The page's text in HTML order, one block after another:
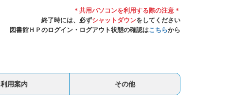
＊共用パソコンを利用する際の注意＊
終了時には、必ずシャットダウンをしてください
図書館ＨＰのログイン・ログアウト状態の確認はこちらから
利用案内 その他